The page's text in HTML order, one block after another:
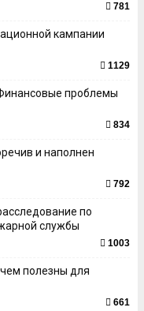
781
кампании
1129
проблемы
834
и наполнен
792
по
службы
1003
полезны для
661